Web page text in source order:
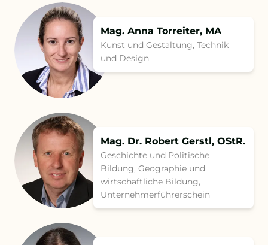
Mag. Anna Torreiter, MA
Kunst und Gestaltung, Technik
und Design
Mag. Dr. Robert Gerstl, OStR.
Geschichte und Politische
Bildung, Geographie und
wirtschaftliche Bildung,
Unternehmer­führerschein